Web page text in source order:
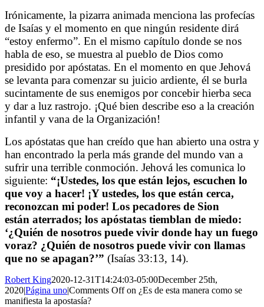
Irónicamente, la pizarra animada menciona las profecías
de Isaías y el momento en que ningún residente dirá
“estoy enfermo”. En el mismo capítulo donde se nos
habla de eso, se muestra al pueblo de Dios como
presidido por apóstatas. En el momento en que Jehová
se levanta para comenzar su juicio ardiente, él se burla
sucintamente de sus enemigos por concebir hierba seca
y dar a luz rastrojo. ¡Qué bien describe eso a la creación
infantil y vana de la Organización!
Los apóstatas que han creído que han abierto una ostra y
han encontrado la perla más grande del mundo van a
sufrir una terrible conmoción. Jehová les comunica lo
siguiente: “¡Ustedes, los que están lejos, escuchen lo
que voy a hacer! ¡Y ustedes, los que están cerca,
reconozcan mi poder! Los pecadores de Sion
están aterrados; los apóstatas tiemblan de miedo:
‘¿Quién de nosotros puede vivir donde hay un fuego
voraz? ¿Quién de nosotros puede vivir con llamas
que no se apagan?’” (Isaías 33:13, 14).
Robert King2020-12-31T14:24:03-05:00December 25th,
2020|Página uno|Comments Offon ¿Es de esta manera como se
manifiesta la apostasía?